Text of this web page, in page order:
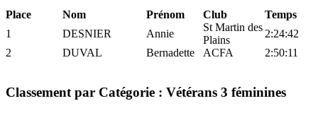
Place Nom Prénom Club
Temps
1
DESNIER Annie
St Martin des
Plains
2:24:42
2
DUVAL Bernadette ACFA 2:50:11
Classement par Catégorie : Vétérans 3 féminines